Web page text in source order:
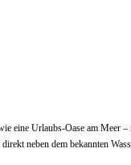
eine Urlaubs-Oase am Meer
neben dem bekannten